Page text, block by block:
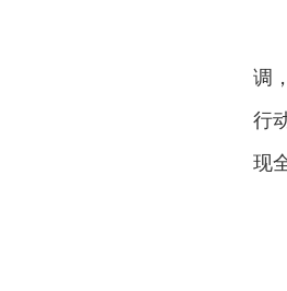
调
行
现